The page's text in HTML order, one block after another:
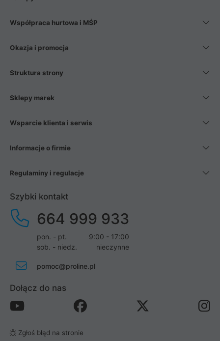
Współpraca hurtowa i MŚP
Okazja i promocja
Struktura strony
Sklepy marek
Wsparcie klienta i serwis
Informacje o firmie
Regulaminy i regulacje
Szybki kontakt
664 999 933
pon. - pt.
9:00 - 17:00
sob. - niedz.
nieczynne
pomoc@proline.pl
Dołącz do nas
Zgłoś błąd na stronie